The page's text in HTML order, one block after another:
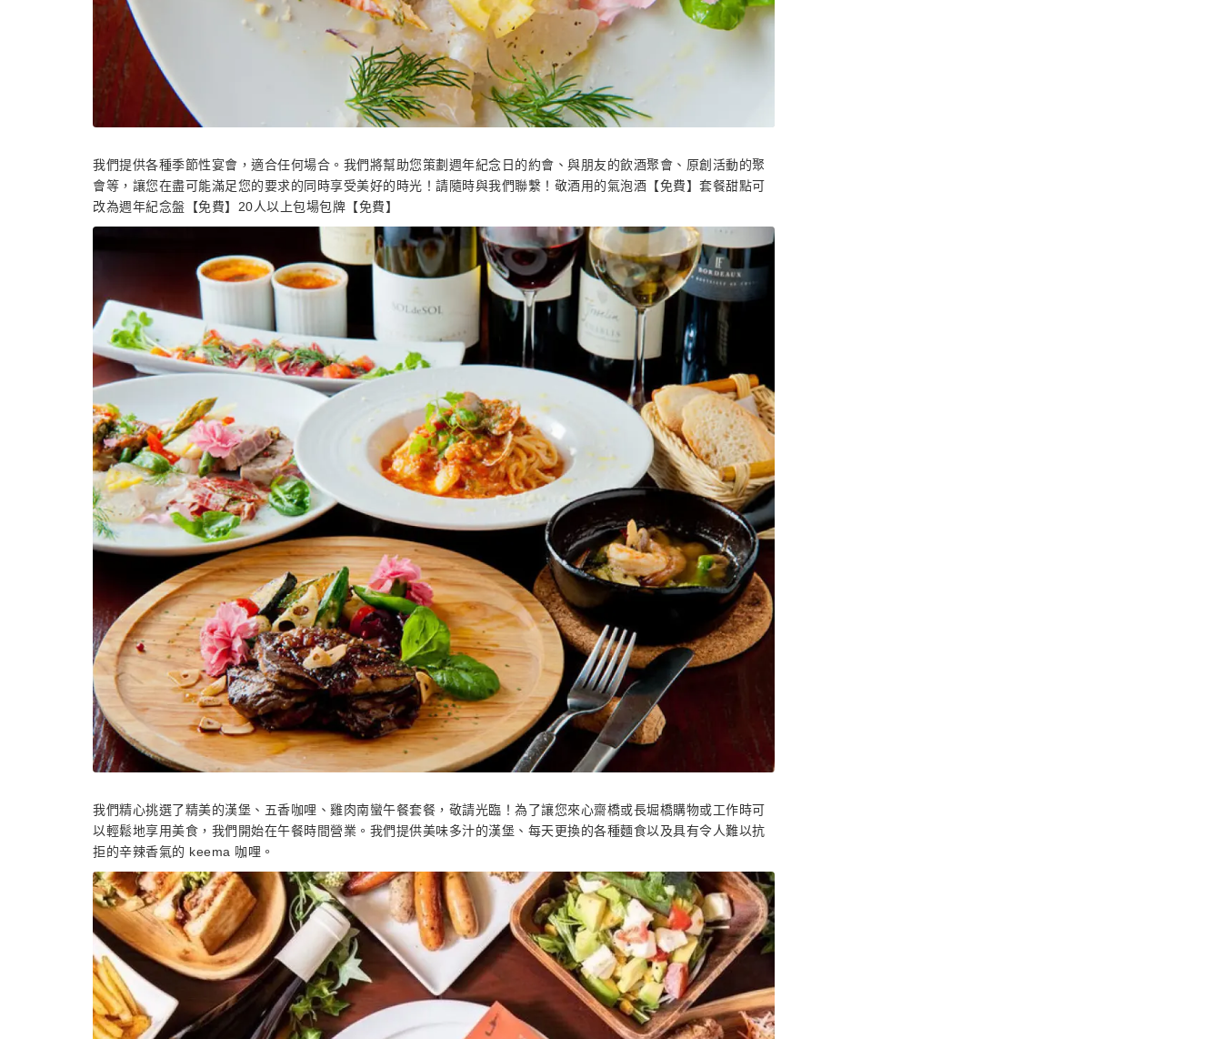
我們提供各種季節性宴會，適合任何場合。我們將幫助您策劃週年紀念日的約會、與朋友的飲酒聚會、原創活動的聚
會等，讓您在盡可能滿足您的要求的同時享受美好的時光！請隨時與我們聯繫！敬酒用的氣泡酒【免費】套餐甜點可
改為週年紀念盤【免費】20人以上包場包牌【免費】
我們精心挑選了精美的漢堡、五香咖哩、雞肉南蠻午餐套餐，敬請光臨！為了讓您來心齋橋或長堀橋購物或工作時可
以輕鬆地享用美食，我們開始在午餐時間營業。我們提供美味多汁的漢堡、每天更換的各種麵食以及具有令人難以抗
拒的辛辣香氣的 keema 咖哩。